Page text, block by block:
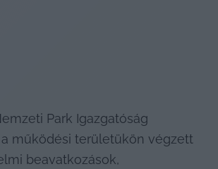
Park Igazgatóság
a működési területükön végzett
beavatkozások,